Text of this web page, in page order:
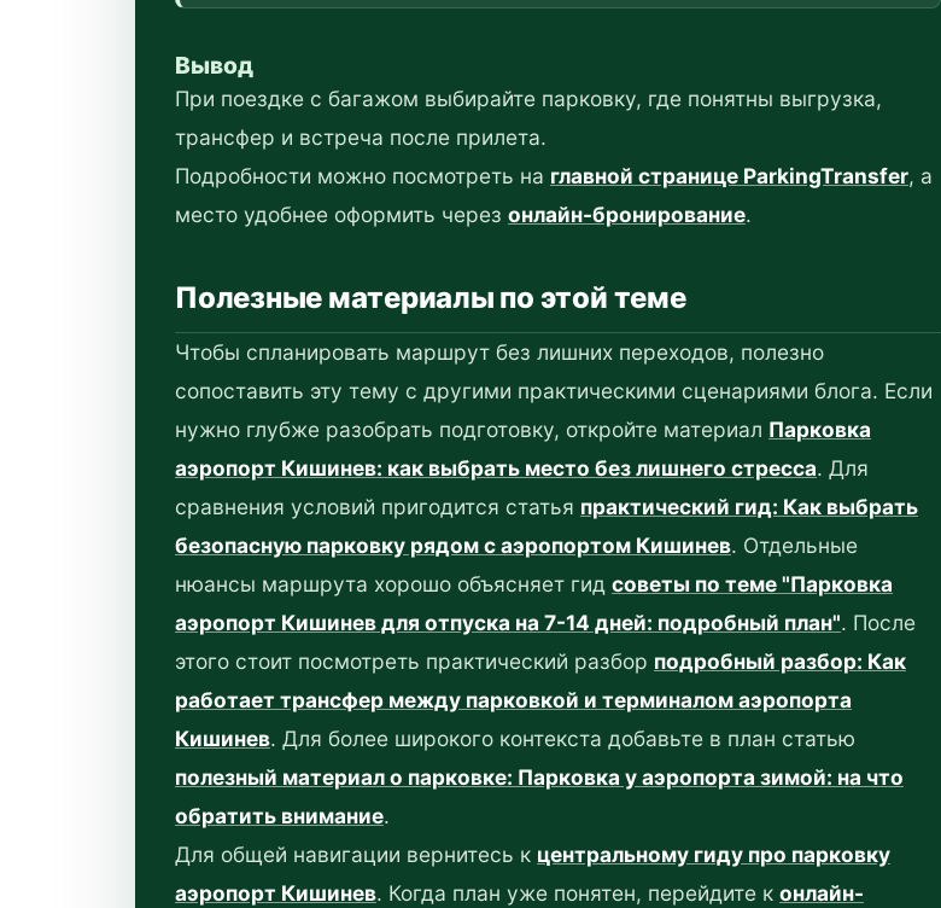
Вывод
При поездке с багажом выбирайте парковку, где понятны выгрузка,
трансфер и встреча после прилета.
Подробности можно посмотреть на главной странице ParkingTransfer, а
место удобнее оформить через онлайн-бронирование.
Полезные материалы по этой теме
Чтобы спланировать маршрут без лишних переходов, полезно
сопоставить эту тему с другими практическими сценариями блога. Если
нужно глубже разобрать подготовку, откройте материал Парковка
аэропорт Кишинев: как выбрать место без лишнего стресса. Для
сравнения условий пригодится статья практический гид: Как выбрать
безопасную парковку рядом с аэропортом Кишинев. Отдельные
нюансы маршрута хорошо объясняет гид советы по теме "Парковка
аэропорт Кишинев для отпуска на 7-14 дней: подробный план". После
этого стоит посмотреть практический разбор подробный разбор: Как
работает трансфер между парковкой и терминалом аэропорта
Кишинев. Для более широкого контекста добавьте в план статью
полезный материал о парковке: Парковка у аэропорта зимой: на что
обратить внимание.
Для общей навигации вернитесь к центральному гиду про парковку
аэропорт Кишинев. Когда план уже понятен, перейдите к онлайн-